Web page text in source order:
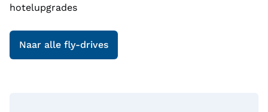
hotelupgrades
Naar alle fly-drives